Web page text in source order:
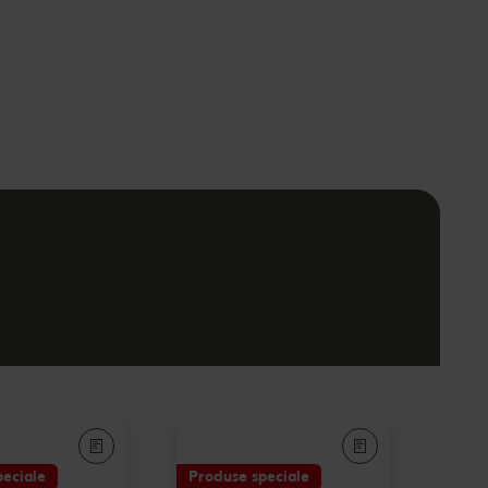
Produse speciale